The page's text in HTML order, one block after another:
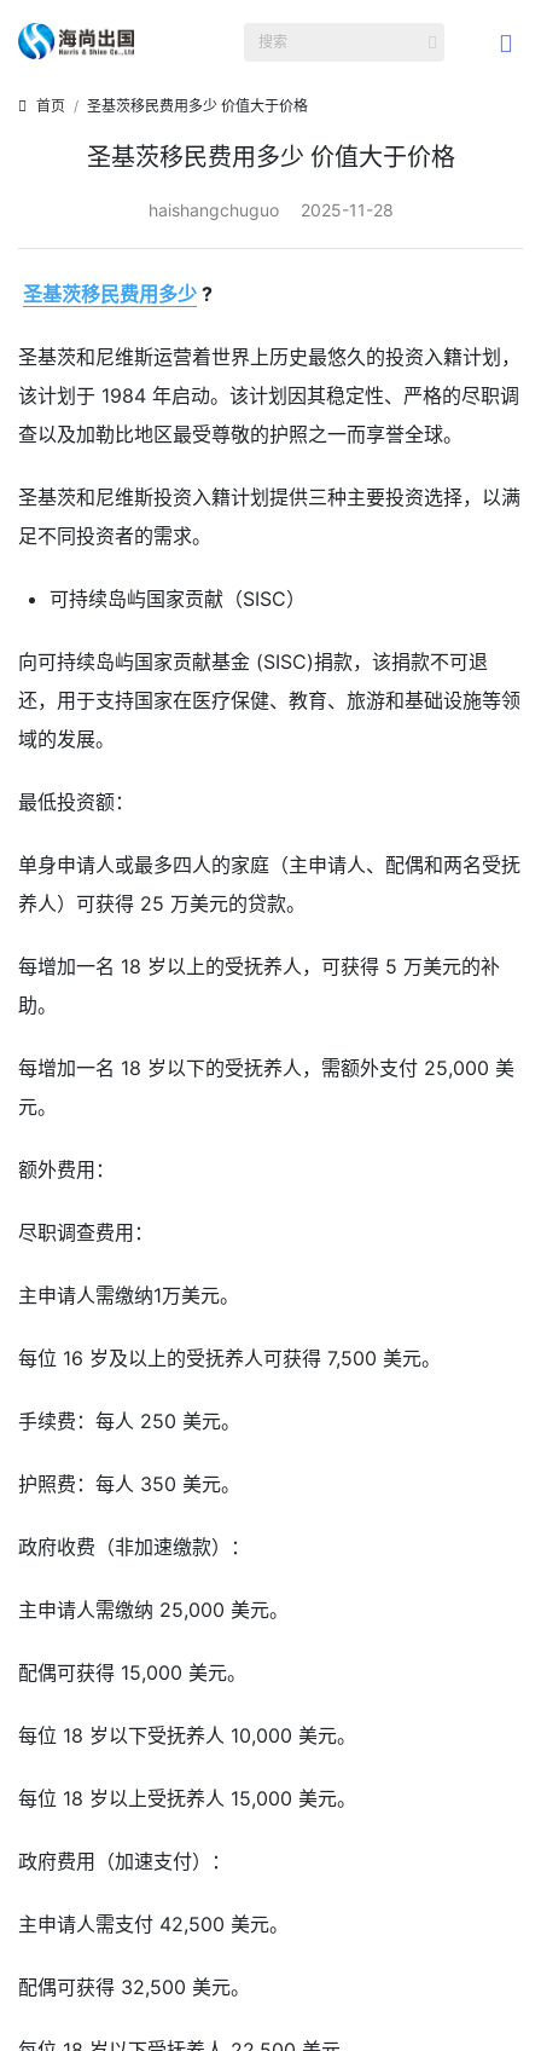
首页 圣基茨移民费用多少 价值大于价格
圣基茨移民费用多少 价值大于价格
haishangchuguo 2025-11-28
圣基茨移民费用多少 ?
圣基茨和尼维斯运营着世界上历史最悠久的投资入籍计划，
该计划于 1984 年启动。该计划因其稳定性、严格的尽职调
查以及加勒比地区最受尊敬的护照之一而享誉全球。
圣基茨和尼维斯投资入籍计划提供三种主要投资选择，以满
足不同投资者的需求。
可持续岛屿国家贡献（SISC）
向可持续岛屿国家贡献基金 (SISC)捐款，该捐款不可退
还，用于支持国家在医疗保健、教育、旅游和基础设施等领
域的发展。
最低投资额：
单身申请人或最多四人的家庭（主申请人、配偶和两名受抚
养人）可获得 25 万美元的贷款。
每增加一名 18 岁以上的受抚养人，可获得 5 万美元的补
助。
每增加一名 18 岁以下的受抚养人，需额外支付 25,000 美
元。
额外费用：
尽职调查费用：
主申请人需缴纳1万美元。
每位 16 岁及以上的受抚养人可获得 7,500 美元。
手续费：每人 250 美元。
护照费：每人 350 美元。
政府收费（非加速缴款）：
主申请人需缴纳 25,000 美元。
配偶可获得 15,000 美元。
每位 18 岁以下受抚养人 10,000 美元。
每位 18 岁以上受抚养人 15,000 美元。
政府费用（加速支付）：
主申请人需支付 42,500 美元。
配偶可获得 32,500 美元。